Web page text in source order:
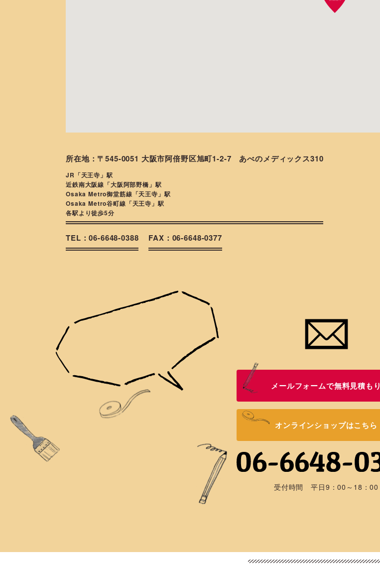
所在地：〒545-0051 大阪市阿倍野区旭町1-2-7 あべのメディックス310
JR「天王寺」駅
近鉄南大阪線「大阪阿部野橋」駅
Osaka Metro御堂筋線「天王寺」駅
Osaka Metro谷町線「天王寺」駅
各駅より徒歩5分
TEL：06-6648-0388 FAX：06-6648-0377
メールフォームで無料見積もり
オンラインショップはこちら
受付時間 平日9：00～18：00